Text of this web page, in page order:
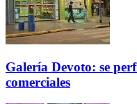
Galería Devoto: se
comerciales